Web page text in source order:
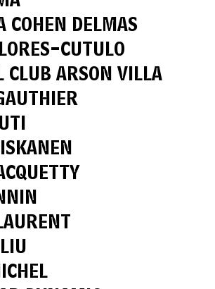
COHEN DELMAS
CUTULO
CLUB ARSON VILLA